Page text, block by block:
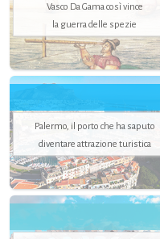
Vasco Da Gama così vince
la guerra delle spezie
Palermo, il porto che ha saputo
diventare attrazione turistica